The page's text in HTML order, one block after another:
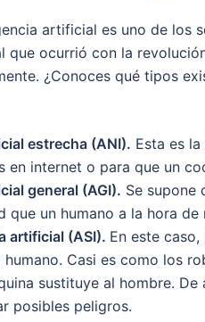
artificial es uno de los
que ocurrió con la
¿Conoces qué tipos
estrecha (ANI). Esta es
en internet o para que un
general (AGI). Se supone
que un humano a la hora
artificial (ASI). En este
Casi es como los
sustituye al hombre.
posibles peligros.